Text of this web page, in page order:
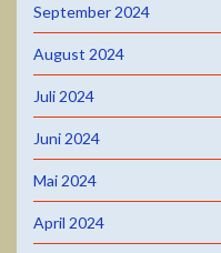
September 2024
August 2024
Juli 2024
Juni 2024
Mai 2024
April 2024